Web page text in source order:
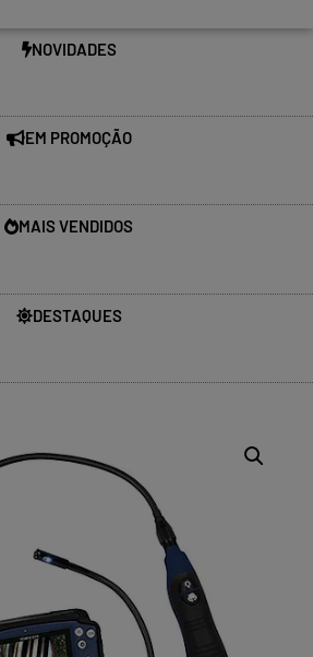
NOVIDADES
EM PROMOÇÃO
MAIS VENDIDOS
DESTAQUES